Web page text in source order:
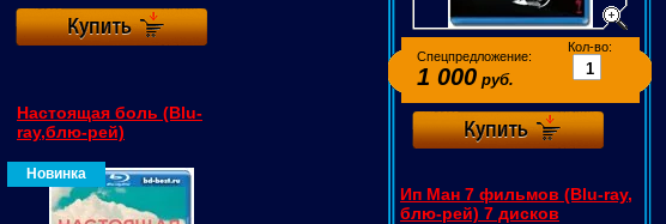
Настоящая боль (Blu-
ray,блю-рей)
Новинка
Спецпредложение:
1 000 руб.
Кол-во:
Ип Ман 7 фильмов (Blu-ray,
блю-рей) 7 дисков